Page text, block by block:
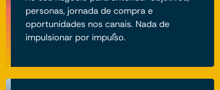
personas, jornada de compra e
oportunidades nos canais. Nada de
impulsionar por impulso.